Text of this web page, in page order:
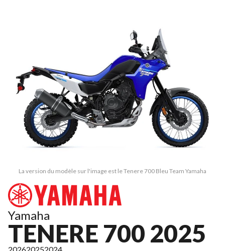
La version du modèle sur l'image est le Tenere 700 Bleu Team Yamaha
Yamaha
TENERE 700 2025